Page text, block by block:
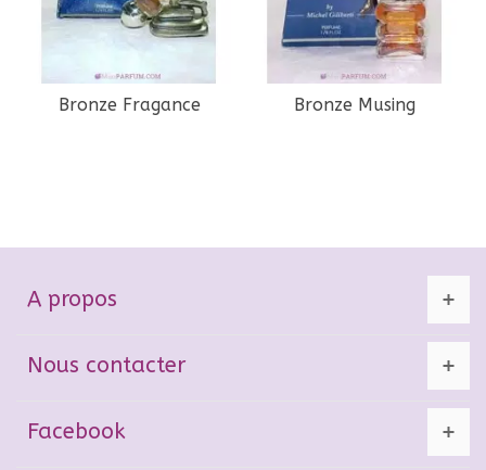
Bronze Fragance Bronze Musing
A propos
Nous contacter
Facebook